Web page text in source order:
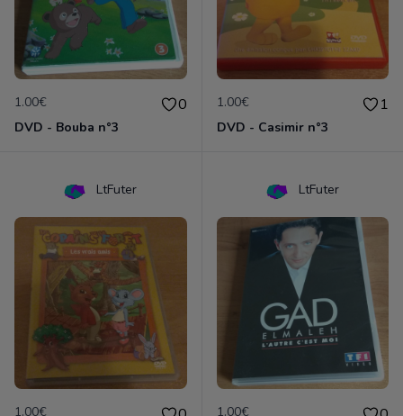
1.00€ 0
DVD - Bouba n°3
1.00€ 1
DVD - Casimir n°3
LtFuter
1.00€
LtFuter
1.00€